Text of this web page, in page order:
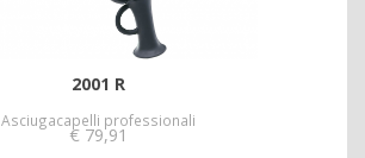
2001 R
Asciugacapelli professionali
€ 79,91